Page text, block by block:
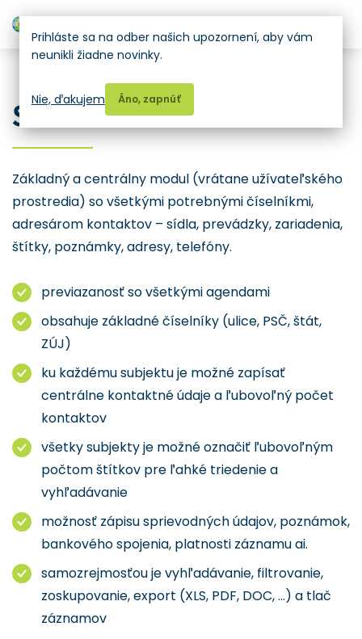
SUBJEKTY
Základný a centrálny modul (vrátane užívateľského
prostredia) so všetkými potrebnými číselníkmi,
adresárom kontaktov – sídla, prevádzky, zariadenia,
štítky, poznámky, adresy, telefóny.
previazanosť so všetkými agendami
obsahuje základné číselníky (ulice, PSČ, štát,
ZÚJ)
ku každému subjektu je možné zapísať
centrálne kontaktné údaje a ľubovoľný počet
kontaktov
všetky subjekty je možné označiť ľubovoľným
počtom štítkov pre ľahké triedenie a
vyhľadávanie
možnosť zápisu sprievodných údajov, poznámok,
bankového spojenia, platnosti záznamu ai.
samozrejmosťou je vyhľadávanie, filtrovanie,
zoskupovanie, export (XLS, PDF, DOC, ...) a tlač
záznamov
Prihláste sa na odber našich upozornení, aby vám
neunikli žiadne novinky.
Áno, zapnúť
Nie, ďakujem